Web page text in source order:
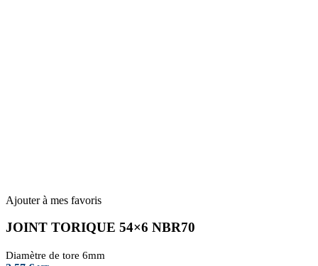
Ajouter à mes favoris
JOINT TORIQUE 54×6 NBR70
Diamètre de tore 6mm